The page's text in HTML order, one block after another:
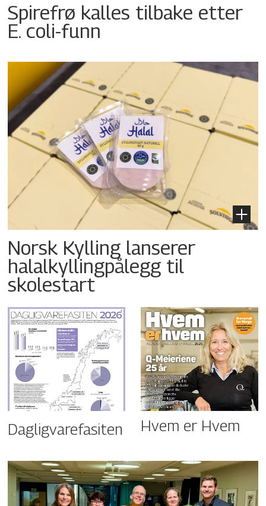
Spirefrø kalles tilbake etter
E. coli-funn
Norsk Kylling lanserer
halalkyllingpålegg til
skolestart
Dagligvarefasiten Hvem er Hvem